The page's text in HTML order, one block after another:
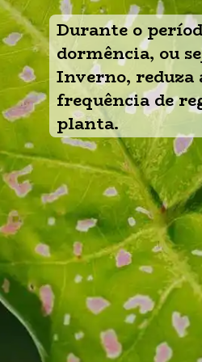
Durante o
dormência, ou
Inverno, reduza
frequência de
planta.